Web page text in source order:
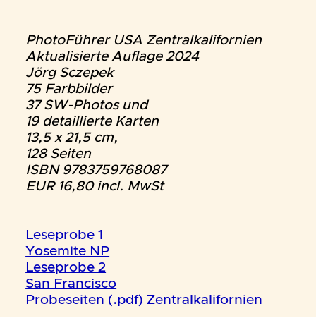
PhotoFührer USA Zentralkalifornien
Aktualisierte Auflage 2024
Jörg Sczepek
75 Farbbilder
37 SW-Photos und
19 detaillierte Karten
13,5 x 21,5 cm,
128 Seiten
ISBN 9783759768087
EUR 16,80 incl. MwSt
Leseprobe 1
Yosemite NP
Leseprobe 2
San Francisco
Probeseiten (.pdf) Zentralkalifornien